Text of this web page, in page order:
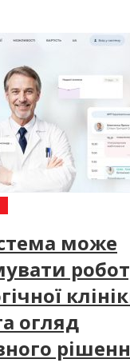
може
огляд